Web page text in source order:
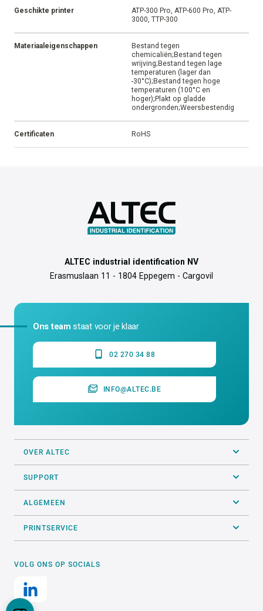
Geschikte printer
ATP-300 Pro, ATP-600 Pro, ATP-
3000, TTP-300
Materiaaleigenschappen
Bestand tegen
chemicaliën;Bestand tegen
wrijving;Bestand tegen lage
temperaturen (lager dan
-30°C);Bestand tegen hoge
temperaturen (100°C en
hoger);Plakt op gladde
ondergronden;Weersbestendig
Certificaten RoHS
ALTEC industrial identification NV
Erasmuslaan 11 - 1804 Eppegem - Cargovil
Ons team staat voor je klaar
02 270 34 88
INFO@ALTEC.BE
OVER ALTEC
SUPPORT
ALGEMEEN
PRINTSERVICE
VOLG ONS OP SOCIALS